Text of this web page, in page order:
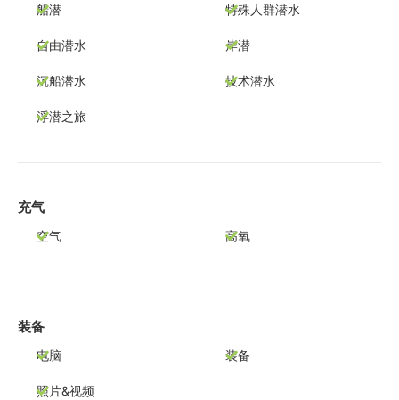
船潜 特殊人群潜水
自由潜水 岸潜
沉船潜水 技术潜水
浮潜之旅
充气
空气 高氧
装备
电脑 装备
照片&视频